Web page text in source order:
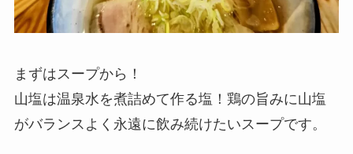
まずはスープから！
山塩は温泉水を煮詰めて作る塩！鶏の旨みに山塩
がバランスよく永遠に飲み続けたいスープです。